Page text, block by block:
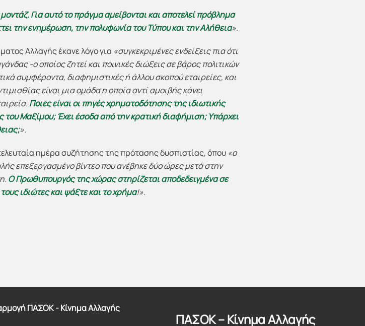
Για αυτό το πράγμα αμείβονται και αποτελεί πρόβλημα
την ενημέρωση, την πολυφωνία του Τύπου και την Αλήθεια».
Αλλαγής έκανε λόγο για «συγκεκριμένες ενδείξεις πια ότι
-ο οποίος ζητεί και ποινικές διώξεις σε βάρος πολιτικών
συμφέροντα, διαφημιστικές ή άλλου σκοπού εταιρείες, και
είναι μια ομάδα η οποία αντί αμοιβής κάνει
Ποιες είναι οι πηγές χρηματοδότησης της ιδιωτικής
του Μαξίμου; Έχει έσοδα από την κρατική διαφήμιση; Υπάρχει
».
ημέρα συζήτησης της πρότασης δυσπιστίας, όπου «ο
επεξεργασμένο βίντεο που ανέβηκε δύο ώρες μετά στην
Ο Πρωθυπουργός της χώρας στηρίζεται αποδεδειγμένα σε
ιδιώτες και ψάξτε και το χρήμα!».
ΠΑΣΟΚ - Κίνημα Αλλαγής
ΠΑΣΟΚ – Κίνημα Αλλαγής